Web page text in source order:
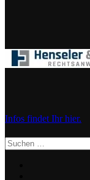
Infos findet Ihr hier.
Suchen
nach: